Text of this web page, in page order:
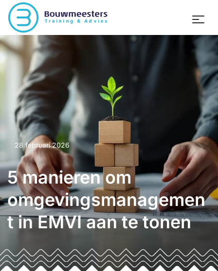
28 februari 2026
5 manieren om
omgevingsmanagemen
t in EMVI aan te tonen